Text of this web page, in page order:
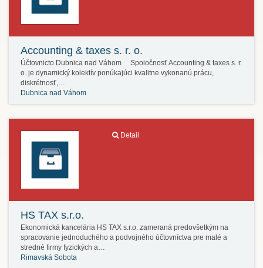
Accounting & taxes s. r. o.
Účtovnicto Dubnica nad Váhom Spoločnosť Accounting & taxes s. r.
o. je dynamický kolektív ponúkajúci kvalitne vykonanú prácu,
diskrétnosť,…
Dubnica nad Váhom
Detail
HS TAX s.r.o.
Ekonomická kancelária HS TAX s.r.o. zameraná predovšetkým na
spracovanie jednoduchého a podvojného účtovníctva pre malé a
stredné firmy fyzických a…
Rimavská Sobota